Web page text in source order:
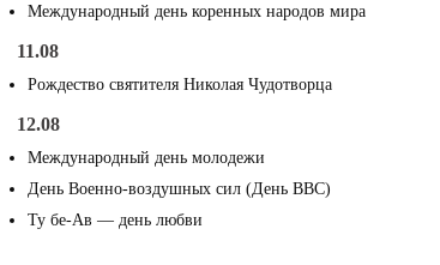
Международный день коренных народов мира
11.08
Рождество святителя Николая Чудотворца
12.08
Международный день молодежи
День Военно-воздушных сил (День ВВС)
Ту бе-Ав — день любви